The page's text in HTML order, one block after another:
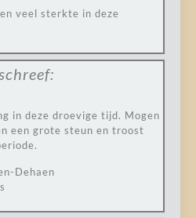
veel sterkte in deze
in deze droevige tijd. Mogen
een grote steun en troost
Dehaen